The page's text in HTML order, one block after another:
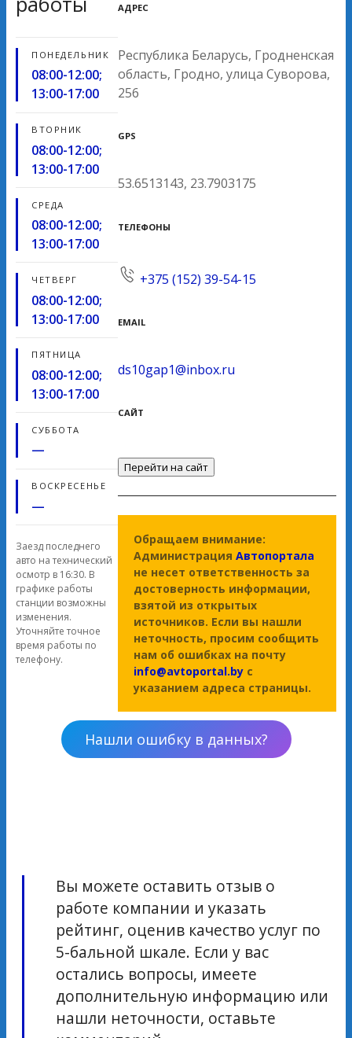
ПОНЕДЕЛЬНИК
08:00-12:00;
13:00-17:00
ВТОРНИК
08:00-12:00;
13:00-17:00
СРЕДА
08:00-12:00;
13:00-17:00
ЧЕТВЕРГ
08:00-12:00;
13:00-17:00
ПЯТНИЦА
08:00-12:00;
13:00-17:00
СУББОТА
—
ВОСКРЕСЕНЬЕ
—
Заезд последнего
авто на технический
осмотр в 16:30. В
графике работы
станции возможны
изменения.
Уточняйте точное
время работы по
телефону.
АДРЕС
Республика Беларусь, Гродненская
область, Гродно, улица Суворова,
256
GPS
53.6513143, 23.7903175
ТЕЛЕФОНЫ
+375 (152) 39-54-15
EMAIL
ds10gap1@inbox.ru
САЙТ
Перейти на сайт
Обращаем внимание:
Администрация Автопортала
не несет ответственность за
достоверность информации,
взятой из открытых
источников. Если вы нашли
неточность, просим сообщить
нам об ошибках на почту
info@avtoportal.by с
указанием адреса страницы.
Нашли ошибку в данных?
Вы можете оставить отзыв о
работе компании и указать
рейтинг, оценив качество услуг по
5-бальной шкале. Если у вас
остались вопросы, имеете
дополнительную информацию или
нашли неточности, оставьте